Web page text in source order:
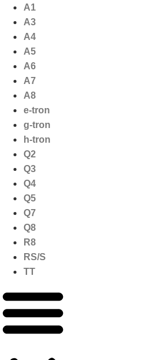
naar
inhoud
A1
A3
A4
A5
A6
A7
A8
e-tron
g-tron
h-tron
Q2
Q3
Q4
Q5
Q7
Q8
R8
RS/S
TT